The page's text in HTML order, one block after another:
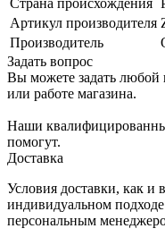
Страна происхождения
Артикул производителя
Производитель
Задать вопрос
Вы можете задать любой
или работе магазина.
Наши
помогут.
Доставка
Условия доставки, как и
индивидуальном
персональным